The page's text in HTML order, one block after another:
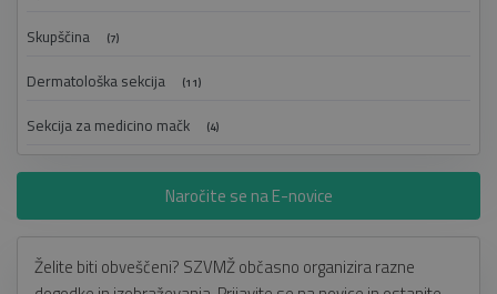
Skupščina (7)
Dermatološka sekcija (11)
Sekcija za medicino mačk (4)
Naročite se na E-novice
Želite biti obveščeni? SZVMŽ občasno organizira razne